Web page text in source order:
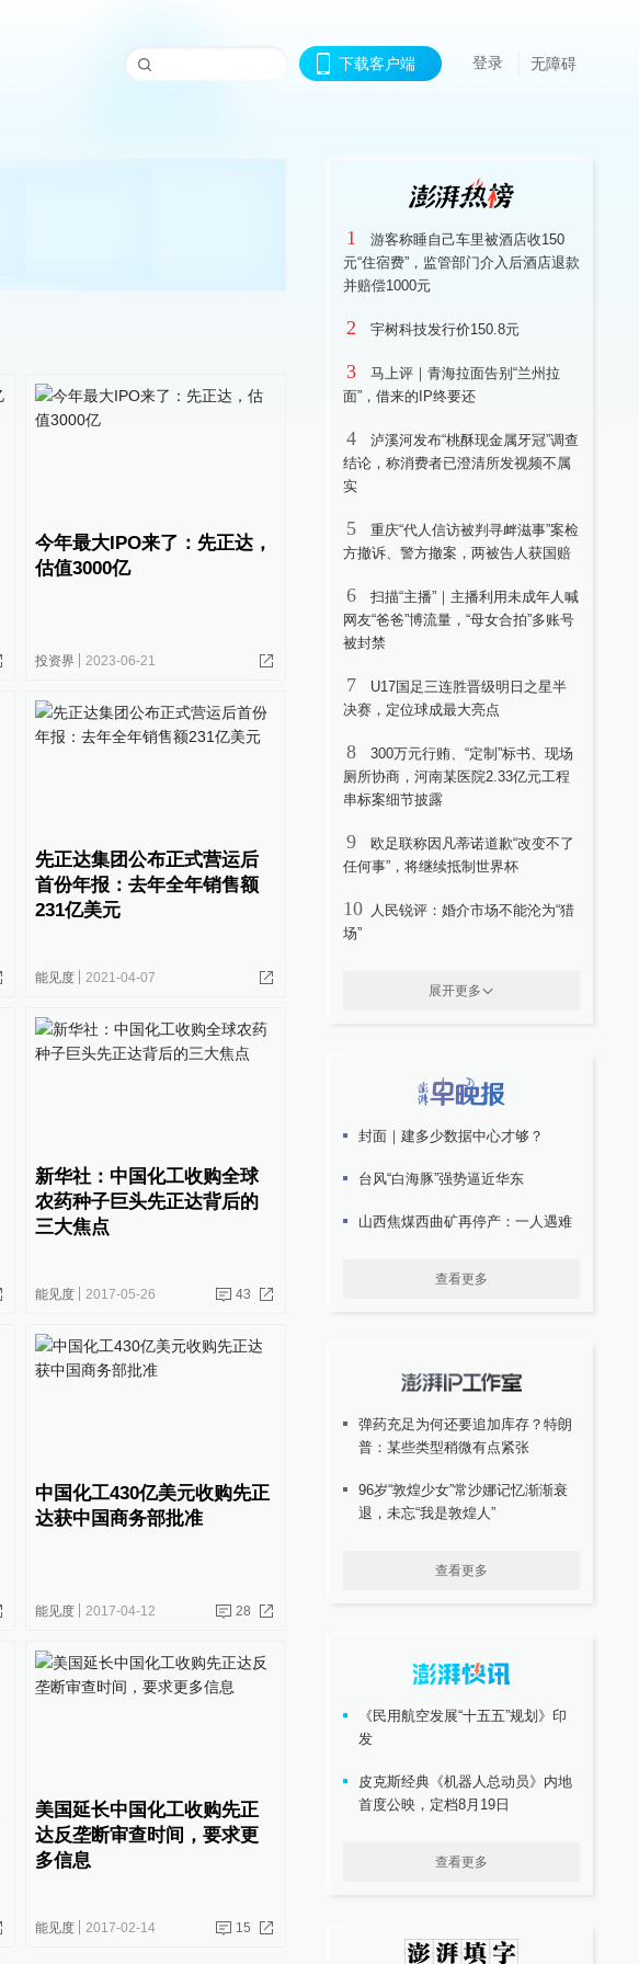
下载客户端 登录 无障碍
今年最大IPO来了：先正达，
估值3000亿
投资界 2023-06-21
先正达集团公布正式营运后
首份年报：去年全年销售额
231亿美元
能见度 2021-04-07
新华社：中国化工收购全球
农药种子巨头先正达背后的
三大焦点
能见度 2017-05-26 43
中国化工430亿美元收购先正
达获中国商务部批准
能见度 2017-04-12 28
美国延长中国化工收购先正
达反垄断审查时间，要求更
多信息
能见度 2017-02-14 15
1
游客称睡自己车里被酒店收150
元“住宿费”，监管部门介入后酒店退款
并赔偿1000元
2 宇树科技发行价150.8元
3
马上评｜青海拉面告别“兰州拉
面”，借来的IP终要还
4
泸溪河发布“桃酥现金属牙冠”调查
结论，称消费者已澄清所发视频不属
实
5
重庆“代人信访被判寻衅滋事”案检
方撤诉、警方撤案，两被告人获国赔
6
扫描“主播”｜主播利用未成年人喊
网友“爸爸”博流量，“母女合拍”多账号
被封禁
7
U17国足三连胜晋级明日之星半
决赛，定位球成最大亮点
8
300万元行贿、“定制”标书、现场
厕所协商，河南某医院2.33亿元工程
串标案细节披露
9
欧足联称因凡蒂诺道歉“改变不了
任何事”，将继续抵制世界杯
10 人民锐评：婚介市场不能沦为“猎
场”
展开更多
封面｜建多少数据中心才够？
台风“白海豚”强势逼近华东
山西焦煤西曲矿再停产：一人遇难
查看更多
弹药充足为何还要追加库存？特朗
普：某些类型稍微有点紧张
96岁“敦煌少女”常沙娜记忆渐渐衰
退，未忘“我是敦煌人”
查看更多
《民用航空发展“十五五”规划》印
发
皮克斯经典《机器人总动员》内地
首度公映，定档8月19日
查看更多